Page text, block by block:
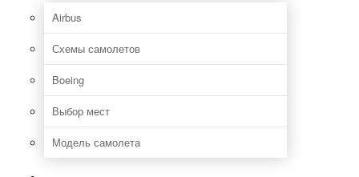
Airbus
Схемы самолетов
Boeing
Выбор мест
Модель самолета